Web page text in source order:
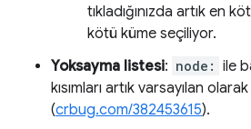
tıkladığınızda artık en
kötü küme seçiliyor.
Yoksayma listesi: node: ile
kısımları artık varsayılan
(crbug.com/382453615).